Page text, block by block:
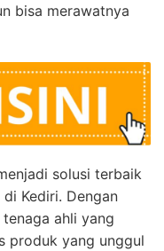
bisa merawatnya
solusi terbaik
Kediri. Dengan
ahli yang
produk yang unggul